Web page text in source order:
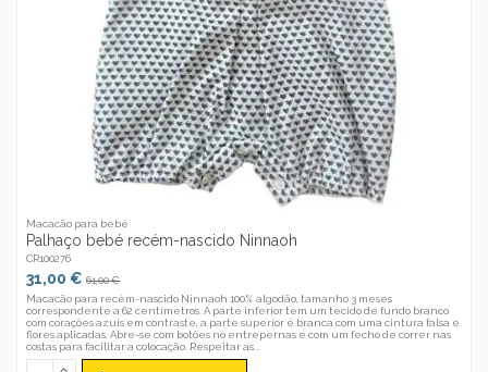
Macacão para bebé
Palhaço bebé recém-nascido Ninnaoh
CR100276
31,00 €61,00 €
Macacão para recém-nascido Ninnaoh 100% algodão, tamanho 3 meses
correspondente a 62 centímetros. A parte inferior tem um tecido de fundo branco
com corações azuis em contraste, a parte superior é branca com uma cintura falsa e
flores aplicadas. Abre-se com botões no entrepernas e com um fecho de correr nas
costas para facilitar a colocação. Respeitar as...